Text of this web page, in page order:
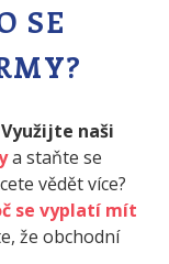
SE
Využijte naši
a staňte se
vědět více?
se vyplatí mít
že obchodní